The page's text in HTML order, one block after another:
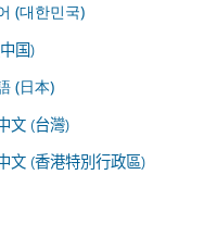
(대한민국)
国)
(日本)
文 (台灣)
文 (香港特別行政區)